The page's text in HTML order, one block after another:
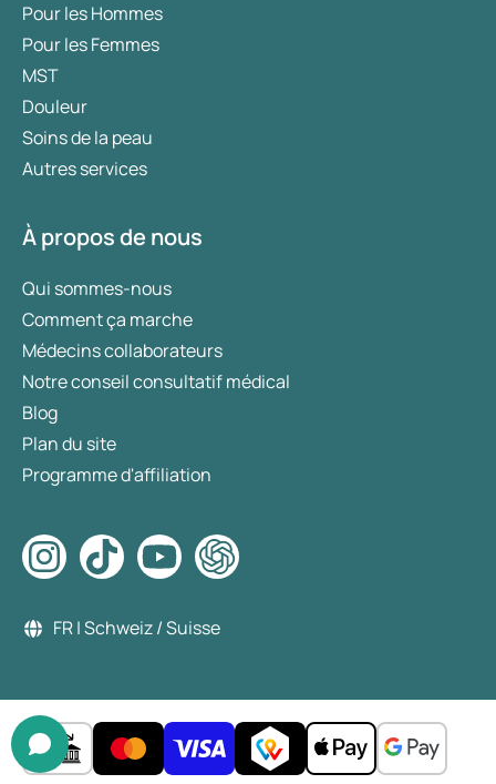
Pour les Hommes
Pour les Femmes
MST
Douleur
Soins de la peau
Autres services
À propos de nous
Qui sommes-nous
Comment ça marche
Médecins collaborateurs
Notre conseil consultatif médical
Blog
Plan du site
Programme d'affiliation
FR | Schweiz / Suisse